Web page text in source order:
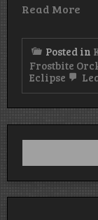
Read More
Posted in
Frostbite
Eclipse